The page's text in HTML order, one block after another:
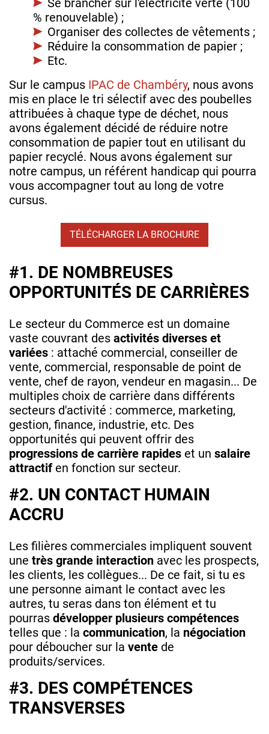
Se brancher sur l'électricité verte (100
% renouvelable) ;
Organiser des collectes de vêtements ;
Réduire la consommation de papier ;
Etc.
Sur le campus IPAC de Chambéry, nous avons
mis en place le tri sélectif avec des poubelles
attribuées à chaque type de déchet, nous
avons également décidé de réduire notre
consommation de papier tout en utilisant du
papier recyclé. Nous avons également sur
notre campus, un référent handicap qui pourra
vous accompagner tout au long de votre
cursus.
TÉLÉCHARGER LA BROCHURE
#1. DE NOMBREUSES
OPPORTUNITÉS DE CARRIÈRES
Le secteur du Commerce est un domaine
vaste couvrant des activités diverses et
variées : attaché commercial, conseiller de
vente, commercial, responsable de point de
vente, chef de rayon, vendeur en magasin... De
multiples choix de carrière dans différents
secteurs d'activité : commerce, marketing,
gestion, finance, industrie, etc. Des
opportunités qui peuvent offrir des
progressions de carrière rapides et un salaire
attractif en fonction sur secteur.
#2. UN CONTACT HUMAIN
ACCRU
Les filières commerciales impliquent souvent
une très grande interaction avec les prospects,
les clients, les collègues... De ce fait, si tu es
une personne aimant le contact avec les
autres, tu seras dans ton élément et tu
pourras développer plusieurs compétences
telles que : la communication, la négociation
pour déboucher sur la vente de
produits/services.
#3. DES COMPÉTENCES
TRANSVERSES